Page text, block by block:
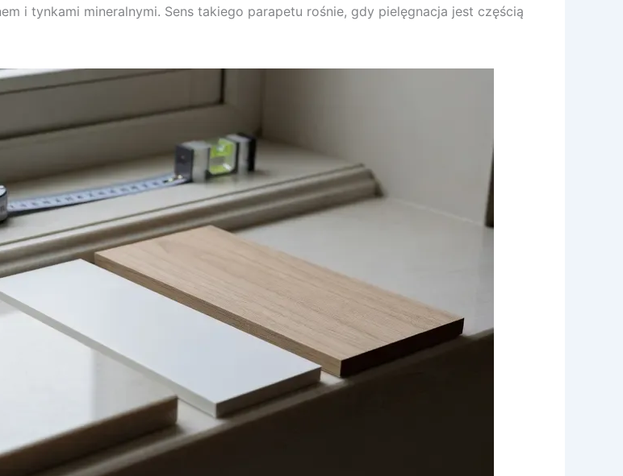
i tynkami mineralnymi. Sens takiego parapetu rośnie, gdy pielęgnacja jest częścią